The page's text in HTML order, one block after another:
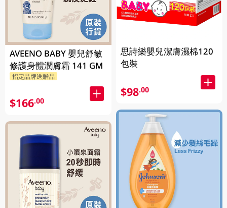
AVEENO BABY 嬰兒舒敏
修護身體潤膚霜 141 GM
指定品牌送贈品
$166.00
思詩樂嬰兒潔膚濕棉120
包裝
$98.00